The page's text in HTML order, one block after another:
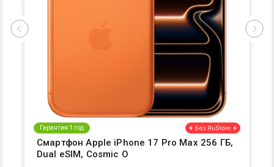
Гарантия 1 год
Смартфон Apple iPhone 17 Pro Max 256 ГБ,
Dual eSIM, Cosmic O